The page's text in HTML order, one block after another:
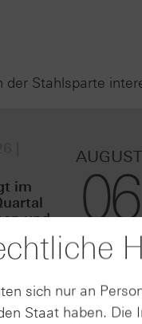
Stahlsparte
im
und
AUGUST
06
sich nur an
Staat haben.